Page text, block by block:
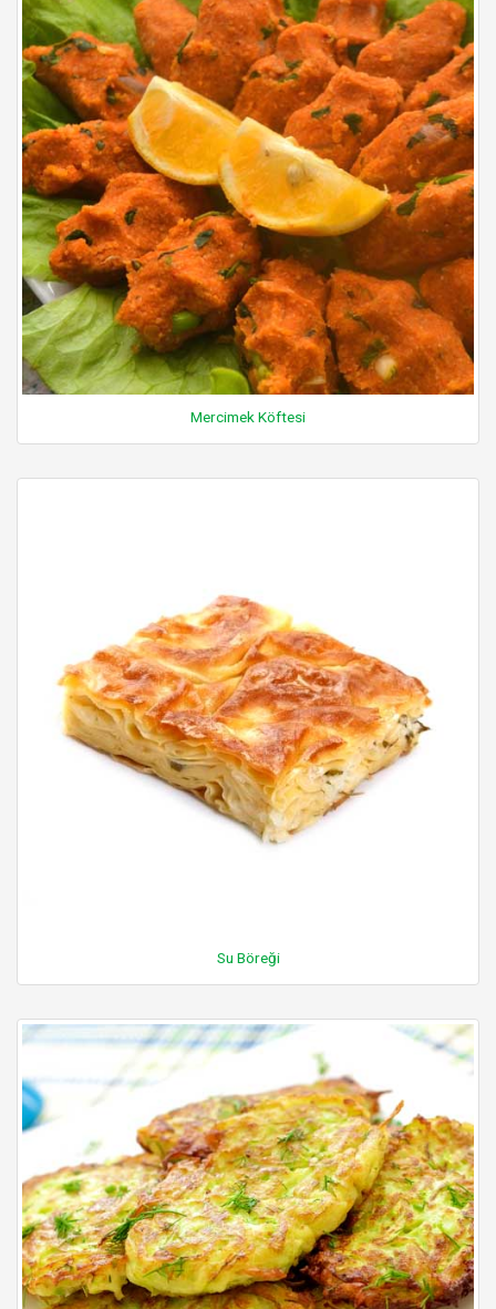
Mercimek Köftesi
Su Böreği